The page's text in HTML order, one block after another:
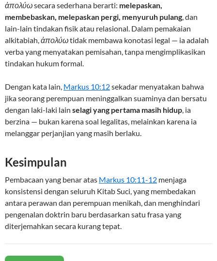
ἀπολύωsecara sederhana berarti: melepaskan,
membebaskan, melepaskan pergi, menyuruh pulang, dan
lain-lain tindakan fisik atau relasional. Dalam pemakaian
alkitabiah,ἀπολύωtidak membawa konotasi legal — ia adalah
verba yang menyatakan pemisahan, tanpa mengimplikasikan
tindakan hukum formal.
Dengan kata lain, Markus 10:12sekadar menyatakan bahwa
jika seorang perempuan meninggalkan suaminya dan bersatu
dengan laki-laki lain selagi yang pertama masih hidup, ia
berzina — bukan karena soal legalitas, melainkan karena ia
melanggar perjanjian yang masih berlaku.
Kesimpulan
Pembacaan yang benar atas Markus 10:11-12 menjaga
konsistensi dengan seluruh Kitab Suci, yang membedakan
antara perawan dan perempuan menikah, dan menghindari
pengenalan doktrin baru berdasarkan satu frasa yang
diterjemahkan secara kurang tepat.